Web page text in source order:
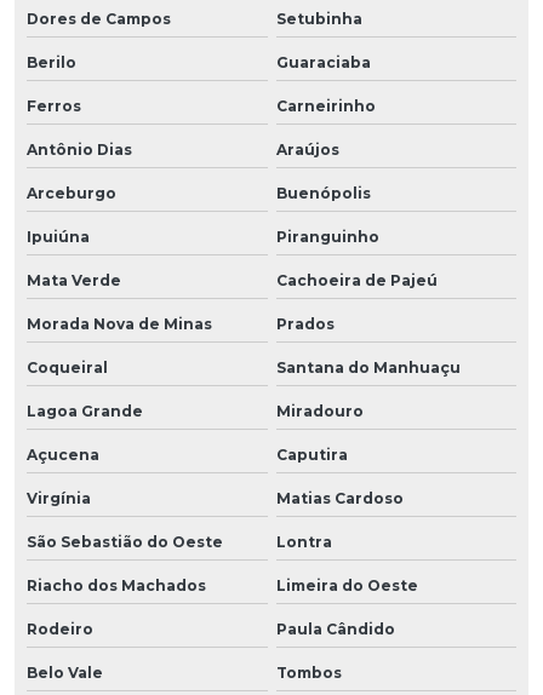
Dores de Campos Setubinha
Berilo Guaraciaba
Ferros Carneirinho
Antônio Dias Araújos
Arceburgo Buenópolis
Ipuiúna Piranguinho
Mata Verde Cachoeira de Pajeú
Morada Nova de Minas Prados
Coqueiral Santana do Manhuaçu
Lagoa Grande Miradouro
Açucena Caputira
Virgínia Matias Cardoso
São Sebastião do Oeste Lontra
Riacho dos Machados Limeira do Oeste
Rodeiro Paula Cândido
Belo Vale Tombos